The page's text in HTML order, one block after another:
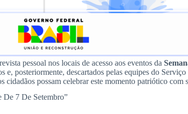
pessoal nos locais de acesso aos eventos da
e, posteriormente, descartados pelas equipes do
possam celebrar este momento patriótico com
De 7 De Setembro”